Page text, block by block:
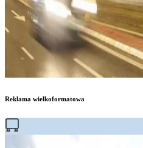
Reklama wielkoformatowa